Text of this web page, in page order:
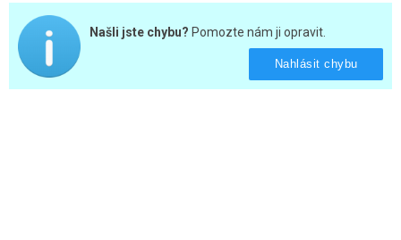
Našli jste chybu? Pomozte nám ji opravit.
Nahlásit chybu